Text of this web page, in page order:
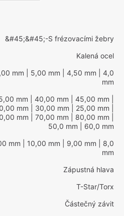
&#45;&#45;-S frézovacími žebry
Kalená ocel
mm | 5,00 mm | 4,50 mm | 4,0
mm
mm | 40,00 mm | 45,00 mm
mm | 30,00 mm | 25,00 mm
mm | 70,00 mm | 80,00 mm
50,0 mm | 60,0 mm
mm | 10,00 mm | 9,00 mm | 8,0
mm
Zápustná hlava
T-Star/Torx
Částečný závit